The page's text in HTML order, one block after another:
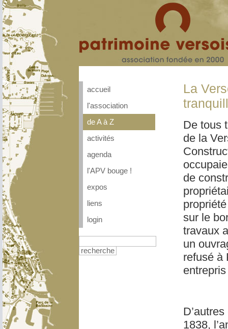
accueil
l'association
de A à Z
activités
agenda
l'APV bouge !
expos
liens
login
recherche
La
De tous
de la
de
sur le
travaux
un
refusé à
1838,